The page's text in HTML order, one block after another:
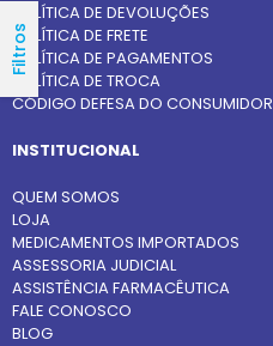
Filtros
POLÍTICA DE DEVOLUÇÕES
POLÍTICA DE FRETE
POLÍTICA DE PAGAMENTOS
POLÍTICA DE TROCA
CÓDIGO DEFESA DO CONSUMIDOR
INSTITUCIONAL
QUEM SOMOS
LOJA
MEDICAMENTOS IMPORTADOS
ASSESSORIA JUDICIAL
ASSISTÊNCIA FARMACÊUTICA
FALE CONOSCO
BLOG